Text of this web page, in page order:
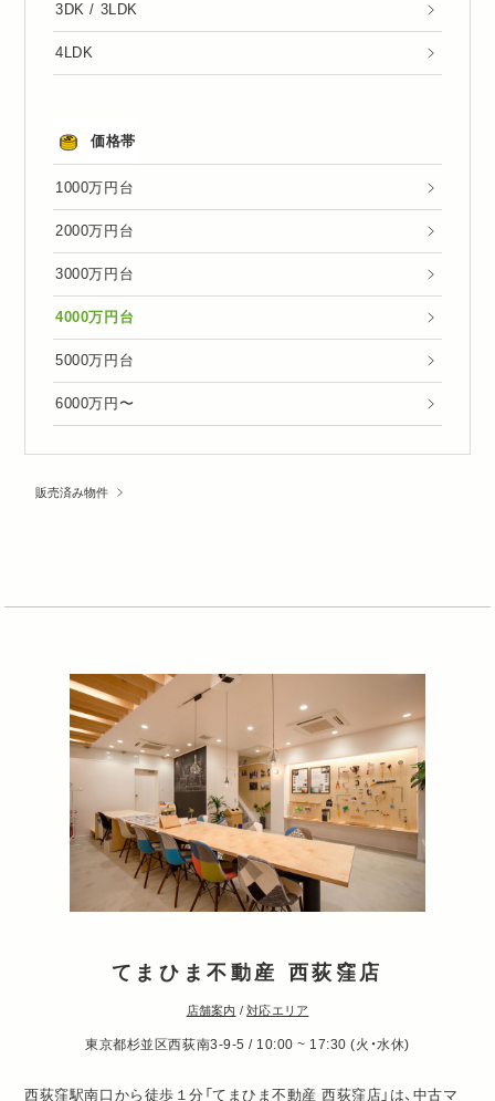
3DK / 3LDK
4LDK
価格帯
1000万円台
2000万円台
3000万円台
4000万円台
5000万円台
6000万円〜
販売済み物件
てまひま不動産 西荻窪店
店舗案内 /対応エリア
東京都杉並区西荻南3-9-5 / 10:00 ~ 17:30 (火・水休)
西荻窪駅南口から徒歩１分「てまひま不動産 西荻窪店」は、中古マ